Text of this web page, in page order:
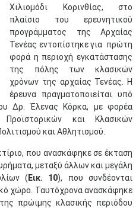
Χιλιομόδι Κορινθίας, στο
πλαίσιο του ερευνητικού
προγράμματος της Αρχαίας
Τενέας εντοπίστηκε για πρώτη
φορά η περιοχή εγκατάστασης
της πόλης των κλασικών
χρόνων της αρχαίας Τενέας. Η
έρευνα πραγματοποιείται υπό
Δρ. Έλενας Κόρκα, με φορέα
και Κλασικών
και Αθλητισμού.
που ανασκάφηκε σε έκταση
μεταξύ άλλων και μεγάλη
( Εικ. 10), που συνδέονται
χώρο. Ταυτόχρονα ανασκάφηκε
πρώιμης κλασικής περιόδου